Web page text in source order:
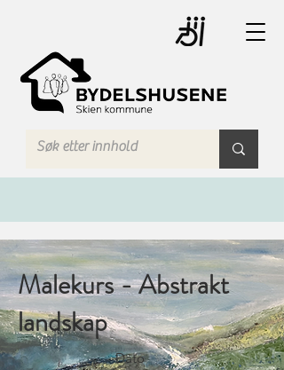
Malekurs - Abstrakt
landskap
Dato